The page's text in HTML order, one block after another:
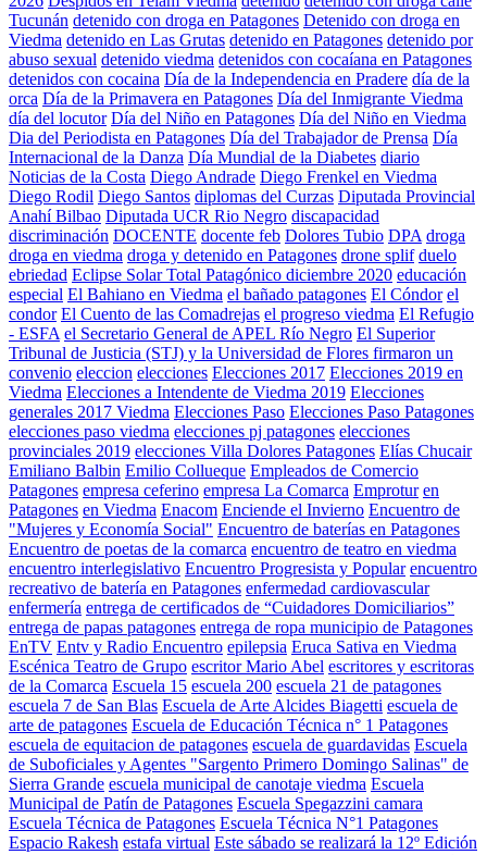
Tucunán detenido con droga en Patagones Detenido con droga en
Viedma detenido en Las Grutas detenido en Patagones detenido por
abuso sexual detenido viedma detenidos con cocaíana en Patagones
detenidos con cocaina Día de la Independencia en Pradere día de la
orca Día de la Primavera en Patagones Día del Inmigrante Viedma
día del locutor Día del Niño en Patagones Día del Niño en Viedma
Dia del Periodista en Patagones Día del Trabajador de Prensa Día
Internacional de la Danza Día Mundial de la Diabetes diario
Noticias de la Costa Diego Andrade Diego Frenkel en Viedma
Diego Rodil Diego Santos diplomas del Curzas Diputada Provincial
Anahí Bilbao Diputada UCR Rio Negro discapacidad
discriminación DOCENTE docente feb Dolores Tubio DPA droga
droga en viedma droga y detenido en Patagones drone splif duelo
ebriedad Eclipse Solar Total Patagónico diciembre 2020 educación
especial El Bahiano en Viedma el bañado patagones El Cóndor el
condor El Cuento de las Comadrejas el progreso viedma El Refugio
- ESFA el Secretario General de APEL Río Negro El Superior
Tribunal de Justicia (STJ) y la Universidad de Flores firmaron un
convenio eleccion elecciones Elecciones 2017 Elecciones 2019 en
Viedma Elecciones a Intendente de Viedma 2019 Elecciones
generales 2017 Viedma Elecciones Paso Elecciones Paso Patagones
elecciones paso viedma elecciones pj patagones elecciones
provinciales 2019 elecciones Villa Dolores Patagones Elías Chucair
Emiliano Balbin Emilio Collueque Empleados de Comercio
Patagones empresa ceferino empresa La Comarca Emprotur en
Patagones en Viedma Enacom Enciende el Invierno Encuentro de
"Mujeres y Economía Social" Encuentro de baterías en Patagones
Encuentro de poetas de la comarca encuentro de teatro en viedma
encuentro interlegislativo Encuentro Progresista y Popular encuentro
recreativo de batería en Patagones enfermedad cardiovascular
enfermería entrega de certificados de “Cuidadores Domiciliarios”
entrega de papas patagones entrega de ropa municipio de Patagones
EnTV Entv y Radio Encuentro epilepsia Eruca Sativa en Viedma
Escénica Teatro de Grupo escritor Mario Abel escritores y escritoras
de la Comarca Escuela 15 escuela 200 escuela 21 de patagones
escuela 7 de San Blas Escuela de Arte Alcides Biagetti escuela de
arte de patagones Escuela de Educación Técnica n° 1 Patagones
escuela de equitacion de patagones escuela de guardavidas Escuela
de Suboficiales y Agentes "Sargento Primero Domingo Salinas" de
Sierra Grande escuela municipal de canotaje viedma Escuela
Municipal de Patín de Patagones Escuela Spegazzini camara
Escuela Técnica de Patagones Escuela Técnica N°1 Patagones
Espacio Rakesh estafa virtual Este sábado se realizará la 12º Edición